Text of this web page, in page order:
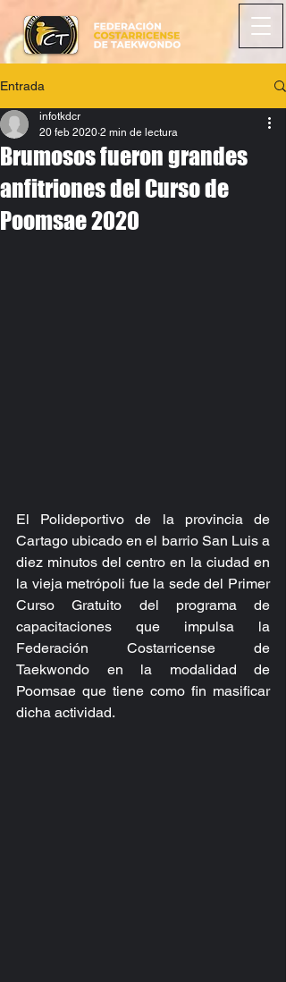
Entrada
Brumosos fueron grandes
anfitriones del Curso de
Poomsae 2020
infotkdcr
20 feb 2020 2 min de lectura
El Polideportivo de la provincia de
Cartago ubicado en el barrio San Luis a
diez minutos del centro en la ciudad en
la vieja metrópoli fue la sede del Primer
Curso Gratuito del programa de
capacitaciones que impulsa la
Federación Costarricense de
Taekwondo en la modalidad de
Poomsae que tiene como fin masificar
dicha actividad.